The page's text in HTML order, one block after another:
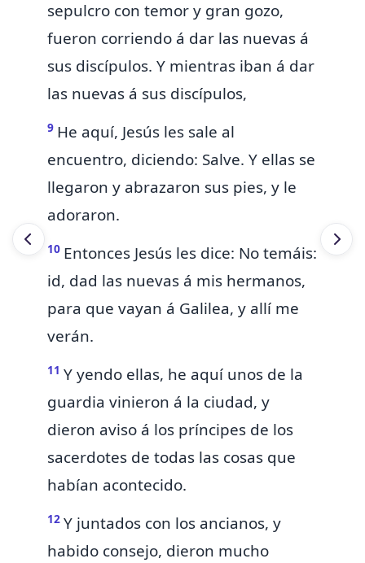
sepulcro con temor y gran gozo,
fueron corriendo á dar las nuevas á
sus discípulos. Y mientras iban á dar
las nuevas á sus discípulos,
9 He aquí, Jesús les sale al
encuentro, diciendo: Salve. Y ellas se
llegaron y abrazaron sus pies, y le
adoraron.
10 Entonces Jesús les dice: No temáis:
id, dad las nuevas á mis hermanos,
para que vayan á Galilea, y allí me
verán.
11 Y yendo ellas, he aquí unos de la
guardia vinieron á la ciudad, y
dieron aviso á los príncipes de los
sacerdotes de todas las cosas que
habían acontecido.
12 Y juntados con los ancianos, y
habido consejo, dieron mucho